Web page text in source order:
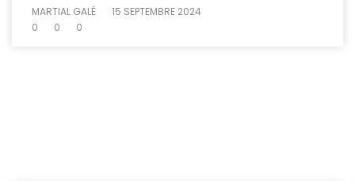
MARTIAL GALÉ
15 SEPTEMBRE 2024
0
0 0